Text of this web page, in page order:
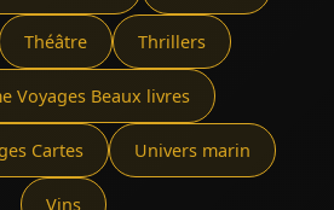
Théâtre Thrillers
Voyages Beaux livres
Cartes Univers marin
Vins